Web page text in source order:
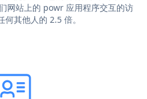
网站上的 powr 应用程序交互的访
其他人的 2.5 倍。